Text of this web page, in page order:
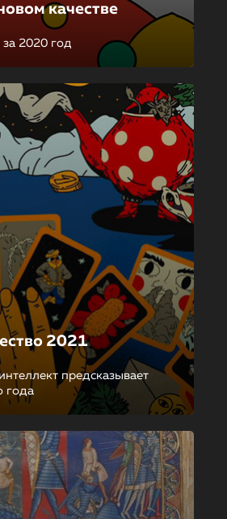
качестве
2020 год
2021
предсказывает
года